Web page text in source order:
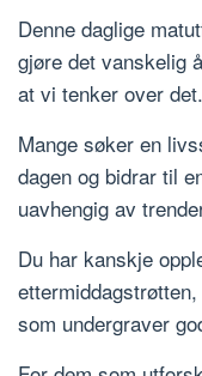
Denne daglige
gjøre det vanskelig
at vi tenker over det.
Mange søker en
dagen og bidrar til
uavhengig av
Du har kanskje
som undergraver